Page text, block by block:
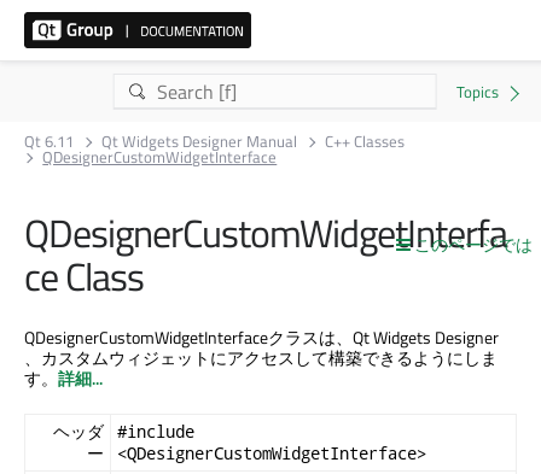
Qt 6.11 Qt Widgets Designer Manual C++ Classes
QDesignerCustomWidgetInterface
このページでは
QDesignerCustomWidgetInterfa
ce Class
QDesignerCustomWidgetInterfaceクラスは、 Qt Widgets Designer
、カスタムウィジェットにアクセスして構築できるようにしま
す。 詳細...
ヘッダ
ー
#include
<QDesignerCustomWidgetInterface>